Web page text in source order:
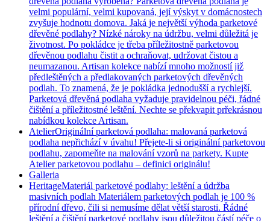
velmi populární, velmi kupovaná, její výskyt v domácnostech
zvyšuje hodnotu domova. Jaká je největší výhoda parketové
dřevěné podlahy? Nízké nároky na údržbu, velmi důležitá je
životnost. Po pokládce je třeba příležitostně parketovou
dřevěnou podlahu čistit a ochraňovat, udržovat čistou a
neumazanou. Artisan kolekce nabízí mnoho možností již
předleštěných a předlakovaných parketových dřevěných
podlah. To znamená, že je pokládka jednodušší a rychlejší.
Parketová dřevěná podlaha vyžaduje pravidelnou péči, řádné
čištění a příležitostné leštění. Nechte se překvapit prřekrásnou
nabídkou kolekce Artisan.
AtelierOriginální parketová podlaha: malovaná parketová
podlaha nepřichází v úvahu! Přejete-li si originální parketovou
podlahu, zapomeňte na malování vzorů na parkety. Kupte
Atelier parketovou podlahu – definici originálu!
Galleria
HeritageMateriál parketové podlahy: leštění a údržba
masivních podlah Materiálem parketových podlah je 100 %
přírodní dřevo, čili si nemusíme dělat větší starosti. Řádné
leštění a čištění parketové podlahy jsou důležitou částí péče o